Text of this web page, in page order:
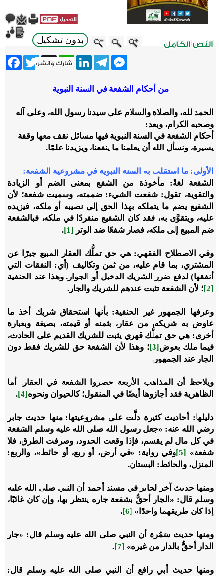
بدون تشكيل
Twitter X
WhatsApp
LinkedInTelegram
Messenger
من أحكام الشفعة في السنة النبوية
الحمد لله، والصلاة والسلام على سيدنا رسول الله، وعلى آله
وصحبه الكرام، وبعد:
أحكام الشفعة في السنة النبوية فيها مسائل نقف معها وقفة
يسيرة، ونسأل الله أن يعلمنا ما ينفعنا، ويزيدنا علمًا.
الأولى: ما استقلت به السنة النبوية في مشروعية الشفعة:
الشفعة لغةً: مأخوذة من الشفع بمعنى الضم أو الزيادة
والتقوية، تقول: شفعت الشيء: ضممته، وسميت شفعة؛ لأن
الشفيع يضم ما يتملكه بهذا الحق إلى نصيبه أو ملكه، فيزيده
عليه، ويتقوَّى به، فقد كان الشفيع منفردًا في ملكه، فبالشفعة
ضم المبيع إلى ملكه، فصار شفعًا ضد الوتر [1]
.
وفي الاصطلاح الفقهي: هي حق تملُّك العقار المبيع جبرًا عن
المشتري، بما قام عليه، من ثمن وتكاليف (أي: النفقات التي
أنفقها) لدفع ضرر الشريك الدخيل أو الجوار. وهذا عند الحنفية
[2]
؛ لأن الشفعة تثبت عندهم للشريك والجار.
وعرفها الجمهور غير الحنفية: بأنها استحقاق شريك أخذ ما
عاوض به شريكه، من عقار، بثمنه أو قيمته، بصيغة وبعبارة
أخرى: هي حق تملُّك قهري يثبت للشريك القديم على الحادث،
فيما ملك بعوض[3]
؛ وهذا لأن الشفعة حق للشريك فقط دون
الجار عند الجمهور.
ويلاحظ أن المذاهب الأربعة حصروا الشفعة في العقار. أما
الظاهرية فقد أجازوها أيضًا في المنقول؛ كالحيوان ونحوه[4]
.
دليلها: أحاديث كثيرة دلَّت على مشروعيتها: منها حديث جابر
رضي الله عنه: «جعل رسول الله صلى الله عليه وسلم الشفعة
في كل مال لم يقسم، فإذا وقعت الحدود، وصرفت الطرق، فلا
شفعة» [5]
وفي رواية: «في أرض، أو ربع، أو حائط»، والربع:
المنزل، والحائط: البستان.
ومنها حديث آخر لجابر في مسند أحمد أن النبي صلى الله عليه
وسلم قال: «الجار أحقُّ بشفعة جاره ينتظر بها، وإن كان غائبًا،
إذا كان طريقهما واحدًا» [6]
.
ومنها حديث سَمُرة أن النبي صلى الله عليه وسلم قال: «جار
الدار أحقُّ بالدار من غيره» [7]
.
ومنها حديث أبي رافع أن النبي صلى الله عليه وسلم قال: